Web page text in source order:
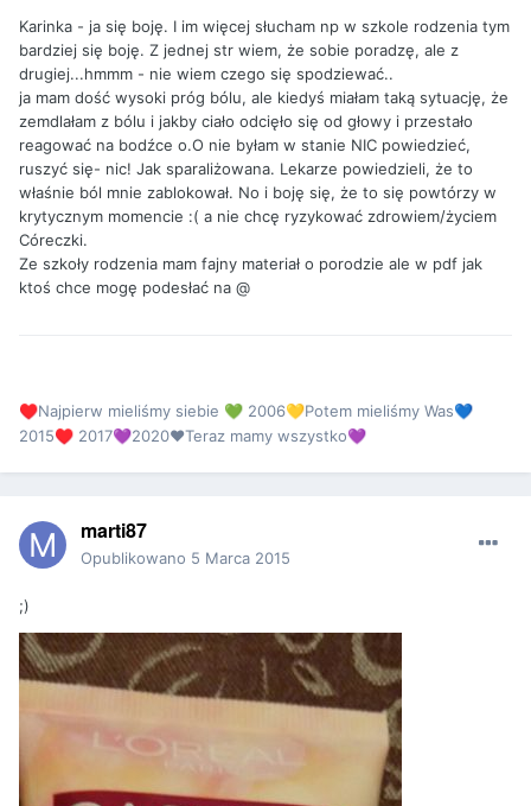
Karinka - ja się boję. I im więcej słucham np w szkole rodzenia tym
bardziej się boję. Z jednej str wiem, że sobie poradzę, ale z
drugiej...hmmm - nie wiem czego się spodziewać..
ja mam dość wysoki próg bólu, ale kiedyś miałam taką sytuację, że
zemdlałam z bólu i jakby ciało odcięło się od głowy i przestało
reagować na bodźce o.O nie byłam w stanie NIC powiedzieć,
ruszyć się- nic! Jak sparaliżowana. Lekarze powiedzieli, że to
właśnie ból mnie zablokował. No i boję się, że to się powtórzy w
krytycznym momencie :( a nie chcę ryzykować zdrowiem/życiem
Córeczki.
Ze szkoły rodzenia mam fajny materiał o porodzie ale w pdf jak
ktoś chce mogę podesłać na @
♥️Najpierw mieliśmy siebie 💚 2006💛Potem mieliśmy Was💙
2015♥️ 2017💜2020❤Teraz mamy wszystko💜
marti87
Opublikowano 5 Marca 2015
;)